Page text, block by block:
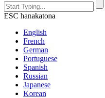
ESC hanakatona
English
French
German
Portuguese
Spanish
Russian
Japanese
Korean